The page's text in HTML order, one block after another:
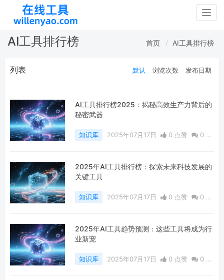
AI工具排行榜 首页 AI工具排行榜
列表 默认 浏览次数 发布日期
AI工具排行榜2025：揭秘高效生产力背后的
秘密武器
知识库 2025年07月17日 0 点赞 0 评
2025年AI工具排行榜：探索未来科技发展的
关键工具
知识库 2025年07月17日 0 点赞 0 评
2025年AI工具趋势预测：这些工具将成为行
业新宠
知识库 2025年07月17日 0 点赞 0 评